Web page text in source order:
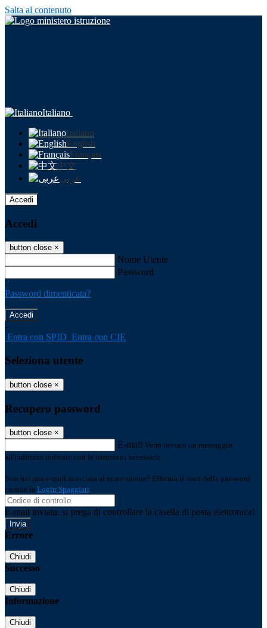
Salta al contenuto
Italiano
Italiano
English
Français
中文
عربى
Accedi
Accedi
button close ×
Nome Utente
Password
Password dimenticata?
-
Entra con SPID Entra con CIE
Seleziona utente
button close ×
Recupero password
button close ×
E-mail Verrà inviato un messaggio
all'indirizzo indicato con le istruzioni necessarie.
Non hai una e-mail associata al nome utente? Effettua il reset della password
tramite la Login Spaggiari
E-mail inviata, si prega di controllare la casella di posta elettronica!
Errore
Chiudi
Successo
Chiudi
Informazione
Chiudi